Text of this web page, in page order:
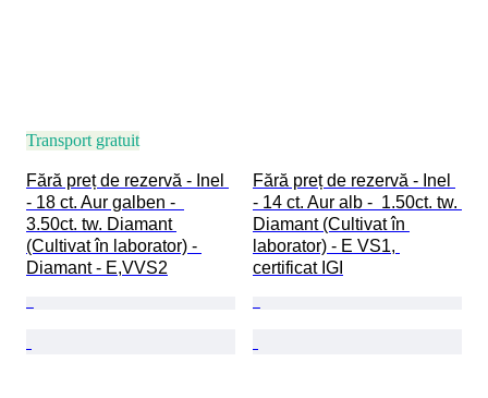
Transport gratuit
Fără preț de rezervă - Inel
- 18 ct. Aur galben -
3.50ct. tw. Diamant
(Cultivat în laborator) -
Diamant - E,VVS2
Fără preț de rezervă - Inel
- 14 ct. Aur alb -  1.50ct. tw.
Diamant (Cultivat în
laborator) - E VS1,
certificat IGI